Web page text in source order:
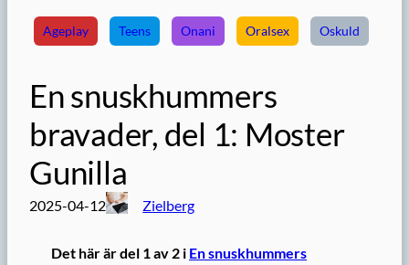
Ageplay Teens Onani Oralsex Oskuld
En snuskhummers
bravader, del 1: Moster
Gunilla
2025-04-12 Zielberg
Det här är del 1 av 2 i En snuskhummers